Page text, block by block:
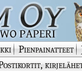
Pienpainatteet